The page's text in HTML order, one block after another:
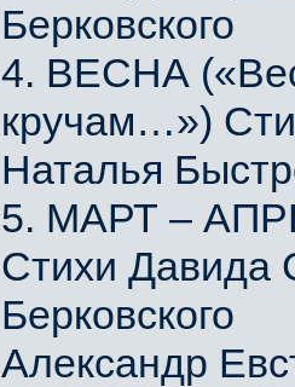
Берковского
4. ВЕСНА
кручам…»)
Наталья
5. МАРТ –
Стихи Давида
Берковского
Александр